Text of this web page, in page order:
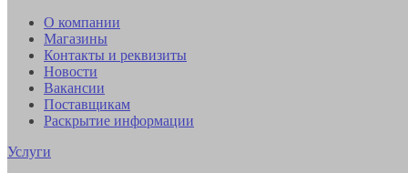
О компании
Магазины
Контакты и реквизиты
Новости
Вакансии
Поставщикам
Раскрытие информации
Услуги